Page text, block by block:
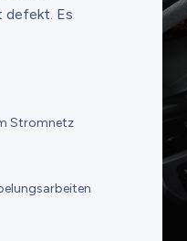
defekt. Es
Stromnetz